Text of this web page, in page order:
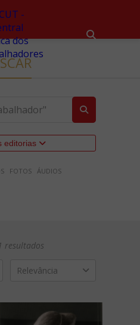
editorias
FOTOS ÁUDIOS
resultados
Relevância